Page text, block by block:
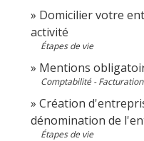
Domicilier votre
activité
Étapes de vie
Mentions
Comptabilité - Facturation
Création
dénomination de
Étapes de vie